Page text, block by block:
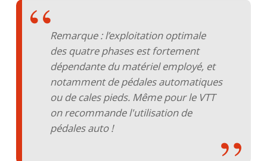
Remarque : l’exploitation optimale
des quatre phases est fortement
dépendante du matériel employé, et
notamment de pédales automatiques
ou de cales pieds. Même pour le VTT
on recommande l'utilisation de
pédales auto !